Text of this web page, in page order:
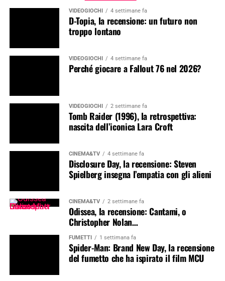
VIDEOGIOCHI 4 settimane fa
D-Topia, la recensione: un futuro non
troppo lontano
VIDEOGIOCHI 4 settimane fa
Perché giocare a Fallout 76 nel 2026?
VIDEOGIOCHI 2 settimane fa
Tomb Raider (1996), la retrospettiva:
nascita dell’iconica Lara Croft
CINEMA&TV 4 settimane fa
Disclosure Day, la recensione: Steven
Spielberg insegna l’empatia con gli alieni
CINEMA&TV 2 settimane fa
Odissea, la recensione: Cantami, o
Christopher Nolan…
FUMETTI 1 settimana fa
Spider-Man: Brand New Day, la recensione
del fumetto che ha ispirato il film MCU